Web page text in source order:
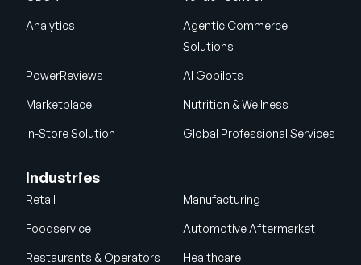
Analytics
Agentic Commerce
Solutions
PowerReviews AI Gopilots
Marketplace Nutrition & Wellness
In-Store Solution Global Professional Services
Industries
Retail Manufacturing
Foodservice Automotive Aftermarket
Restaurants & Operators Healthcare